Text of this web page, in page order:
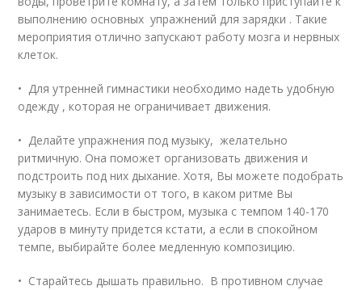
выполнению основных упражнений для зарядки . Такие
мероприятия отлично запускают работу мозга и нервных
клеток.
• Для утренней гимнастики необходимо надеть удобную
одежду , которая не ограничивает движения.
• Делайте упражнения под музыку, желательно
ритмичную. Она поможет организовать движения и
подстроить под них дыхание. Хотя, Вы можете подобрать
музыку в зависимости от того, в каком ритме Вы
занимаетесь. Если в быстром, музыка с темпом 140-170
ударов в минуту придется кстати, а если в спокойном
темпе, выбирайте более медленную композицию.
• Старайтесь дышать правильно. В противном случае